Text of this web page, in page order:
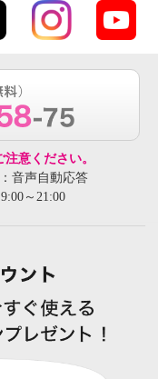
意ください。
音声自動応答
～21:00